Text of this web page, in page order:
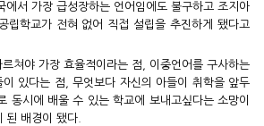
에서 가장 급성장하는 언어 임에도 불구하고 조지아
립학교가 전혀 없어 직접 설립을 추진하게 됐다고
쳐야 가장 효율적이라는 점, 이중언어를 구사하는
이 있다는 점, 무엇보다 자신의 아들이 취학을 앞두
동시에 배울수 있는 학교에 보내고싶다는 소망이
된 배경이 됐다.